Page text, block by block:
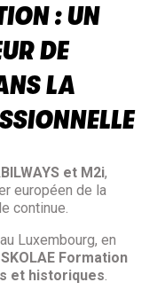
: UN
DE
LA
et M2i,
européen de la
continue.
Luxembourg, en
SKOLAE Formation
et historiques.